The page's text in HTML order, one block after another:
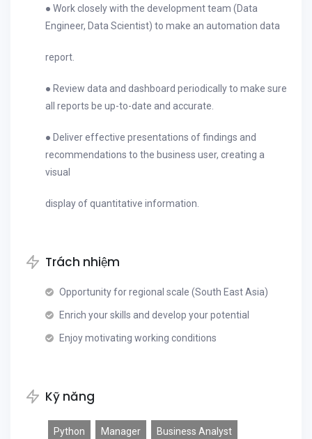
● Work closely with the development team (Data
Engineer, Data Scientist) to make an automation data
report.
● Review data and dashboard periodically to make sure
all reports be up-to-date and accurate.
● Deliver effective presentations of findings and
recommendations to the business user, creating a
visual
display of quantitative information.
Trách nhiệm
Opportunity for regional scale (South East Asia)
Enrich your skills and develop your potential
Enjoy motivating working conditions
Kỹ năng
Python Manager Business Analyst